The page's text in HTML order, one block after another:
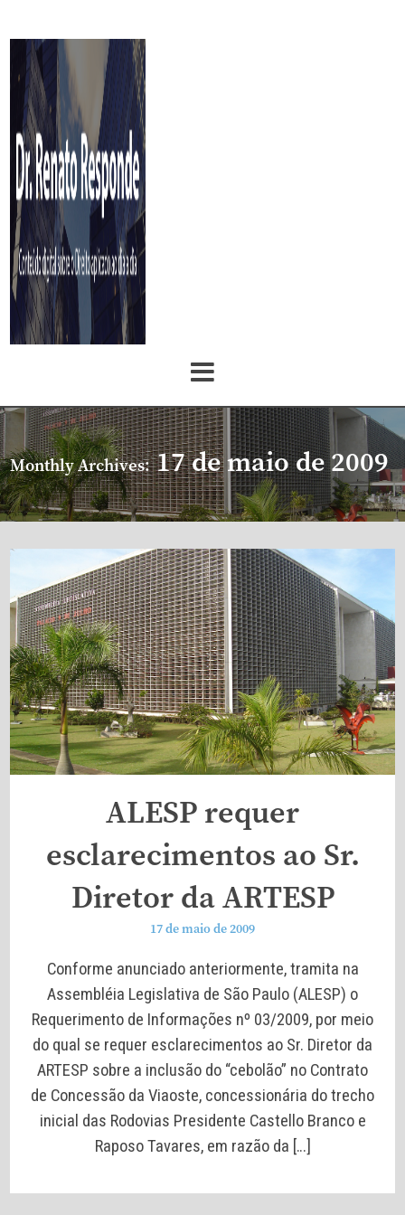
Monthly Archives:17 de maio de 2009
ALESP requer
esclarecimentos ao Sr.
Diretor da ARTESP
17 de maio de 2009
Conforme anunciado anteriormente, tramita na
Assembléia Legislativa de São Paulo (ALESP) o
Requerimento de Informações nº 03/2009, por meio
do qual se requer esclarecimentos ao Sr. Diretor da
ARTESP sobre a inclusão do “cebolão” no Contrato
de Concessão da Viaoste, concessionária do trecho
inicial das Rodovias Presidente Castello Branco e
Raposo Tavares, em razão da […]